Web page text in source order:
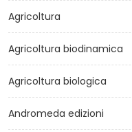
Agricoltura
Agricoltura biodinamica
Agricoltura biologica
Andromeda edizioni